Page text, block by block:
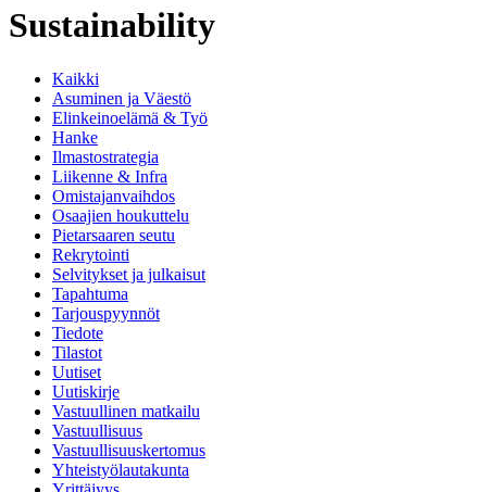
Sustainability
Kaikki
Asuminen ja Väestö
Elinkeinoelämä & Työ
Hanke
Ilmastostrategia
Liikenne & Infra
Omistajanvaihdos
Osaajien houkuttelu
Pietarsaaren seutu
Rekrytointi
Selvitykset ja julkaisut
Tapahtuma
Tarjouspyynnöt
Tiedote
Tilastot
Uutiset
Uutiskirje
Vastuullinen matkailu
Vastuullisuus
Vastuullisuuskertomus
Yhteistyölautakunta